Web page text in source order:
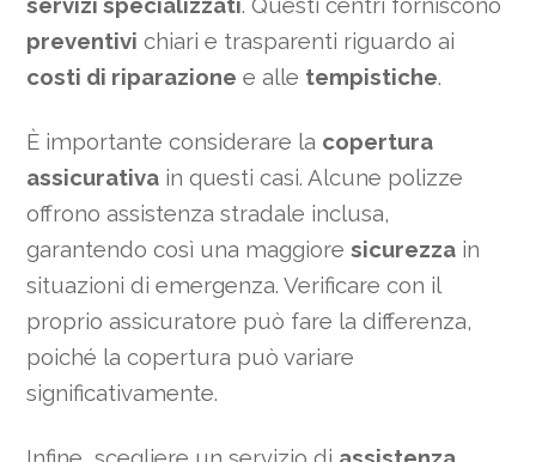
preventivi chiari e trasparenti riguardo ai
costi di riparazione e alle tempistiche.
È importante considerare la copertura
assicurativa in questi casi. Alcune polizze
offrono assistenza stradale inclusa,
garantendo così una maggioresicurezza in
situazioni di emergenza. Verificare con il
proprio assicuratore può fare la differenza,
poiché la copertura può variare
significativamente.